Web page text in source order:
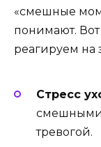
«смешные
понимают.
реагируем на
Стресс
смешными
тревогой.